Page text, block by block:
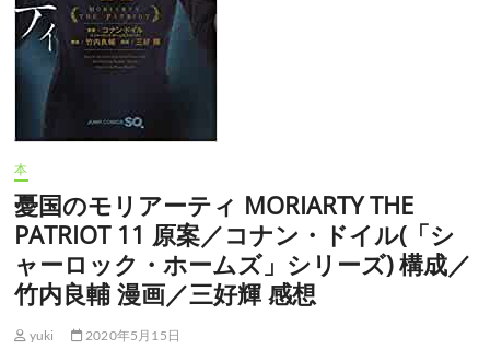
本
憂国のモリアーティ MORIARTY THE
PATRIOT 11 原案／コナン・ドイル(「シ
ャーロック・ホームズ」シリーズ) 構成／
竹内良輔 漫画／三好輝 感想
yuki
2020年5月15日